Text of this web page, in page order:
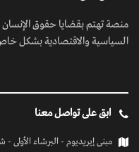
منصة تهتم بقضايا حقوق الإنسان
السياسية والاقتصادية بشكل
ابق على تواصل معنا
مبنى إيريديوم - البرشاء الأولى